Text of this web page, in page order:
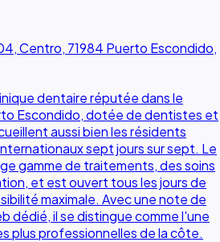
Centro, 71984 Puerto Escondido,
dentaire réputée dans le
Escondido, dotée de dentistes et
aussi bien les résidents
sept jours sur sept. Le
gamme de traitements, des soins
et est ouvert tous les jours de
maximale. Avec une note de
dédié, il se distingue comme l'une
plus professionnelles de la côte.